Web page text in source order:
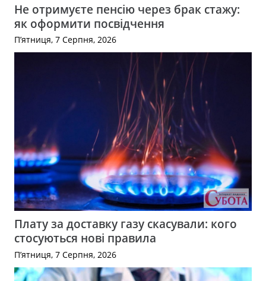
Не отримуєте пенсію через брак стажу:
як оформити посвідчення
П’ятниця, 7 Серпня, 2026
Плату за доставку газу скасували: кого
стосуються нові правила
П’ятниця, 7 Серпня, 2026